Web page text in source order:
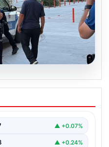
Kanlı Çıktı:
kısa sürede büyüyerek
▲ +0.07%
▲ +0.24%